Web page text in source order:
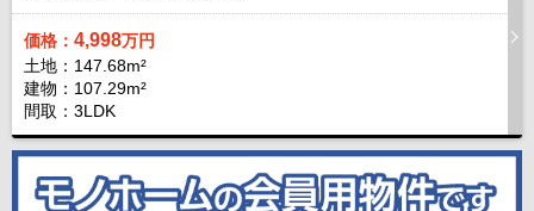
価格： 4,998万円
土地：147.68m²
建物：107.29m²
間取：3LDK